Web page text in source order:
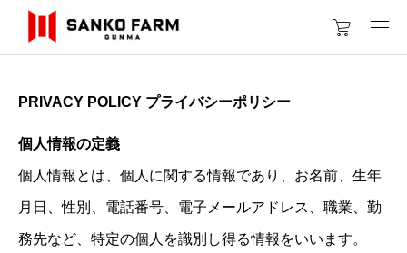
PRIVACY POLICY プライバシーポリシー
個人情報の定義
個人情報とは、個人に関する情報であり、お名前、生年
月日、性別、電話番号、電子メールアドレス、職業、勤
務先など、特定の個人を識別し得る情報をいいます。